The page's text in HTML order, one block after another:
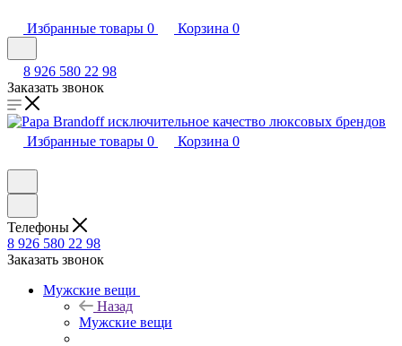
Избранные товары 0 Корзина 0
8 926 580 22 98
Заказать звонок
Избранные товары 0 Корзина 0
Телефоны
8 926 580 22 98
Заказать звонок
Мужские вещи
Назад
Мужские вещи